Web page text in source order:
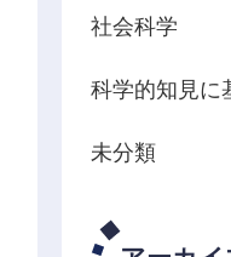
社会科学
科学的知見に
未分類